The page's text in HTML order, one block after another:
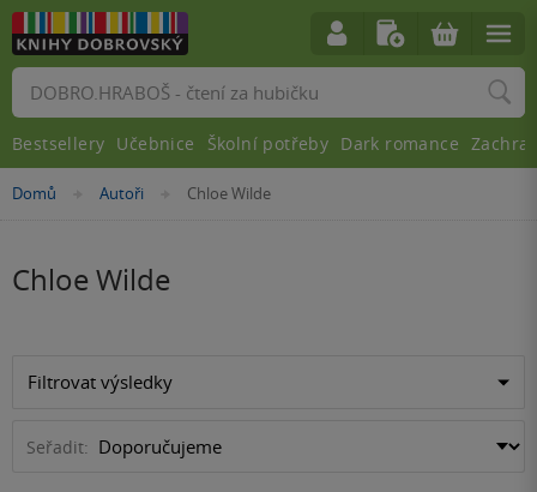
Nacházíte
Domů »Autoři »
Chloe Wilde
Chloe Wilde
Filtrovat výsledky
Seřadit:
Vyhledávání
Bestsellery Učebnice Školní potřeby Dark romance